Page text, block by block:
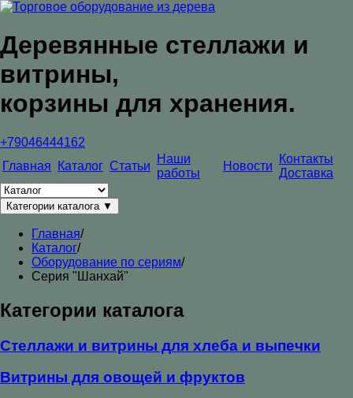
Деревянные стеллажи и
витрины,
корзины для хранения.
+79046444162
Главная
Каталог Статьи
Наши
работы
Новости
Контакты
Доставка
Категории каталога ▼
Главная/
Каталог/
Оборудование по сериям/
Серия "Шанхай"
Категории каталога
Стеллажи и витрины для хлеба и выпечки
Витрины для овощей и фруктов